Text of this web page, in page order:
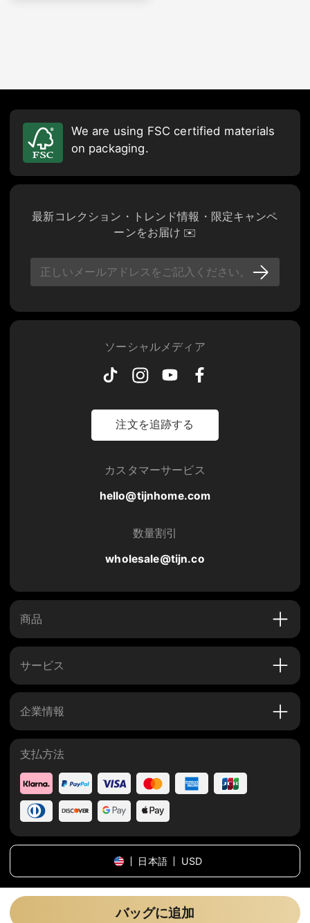
We are using FSC certified materials
on packaging.
最新コレクション・トレンド情報・限定キャンペ
ーンをお届け ✉️
ソーシャルメディア
注文を追跡する
カスタマーサービス
hello@tijnhome.com
数量割引
wholesale@tijn.co
商品
サービス
企業情報
支払方法
日本語 USD
プライバシーポリシー
バッグに追加